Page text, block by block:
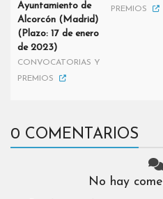
Ayuntamiento de
Alcorcón (Madrid)
(Plazo: 17 de enero
de 2023)
CONVOCATORIAS Y
PREMIOS
PREMIOS
0 COMENTARIOS
No hay